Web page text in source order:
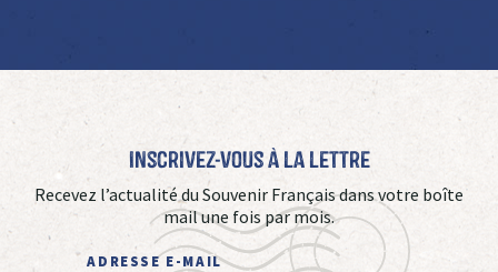
Inscrivez-vous à La Lettre
Recevez l’actualité du Souvenir Français dans votre boîte
mail une fois par mois.
ADRESSE E-MAIL